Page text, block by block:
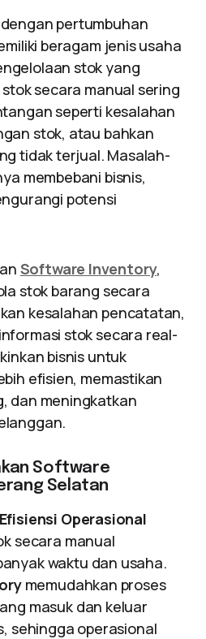
pertumbuhan
beragam jenis usaha
stok yang
secara manual sering
seperti kesalahan
stok, atau bahkan
tidak terjual. Masalah-
membebani bisnis,
potensi
Software Inventory,
stok barang secara
kesalahan pencatatan,
stok secara real-
bisnis untuk
efisien, memastikan
dan meningkatkan
Software
Selatan
Operasional
secara manual
waktu dan usaha.
memudahkan proses
masuk dan keluar
sehingga operasional